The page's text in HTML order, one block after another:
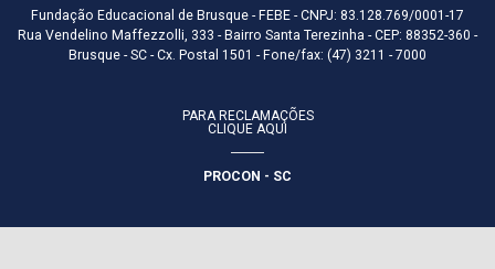
Fundação Educacional de Brusque - FEBE - CNPJ: 83.128.769/0001-17
Rua Vendelino Maffezzolli, 333 - Bairro Santa Terezinha - CEP: 88352-360 -
Brusque - SC - Cx. Postal 1501 - Fone/fax: (47) 3211 - 7000
PARA RECLAMAÇÕES
CLIQUE AQUI
PROCON - SC